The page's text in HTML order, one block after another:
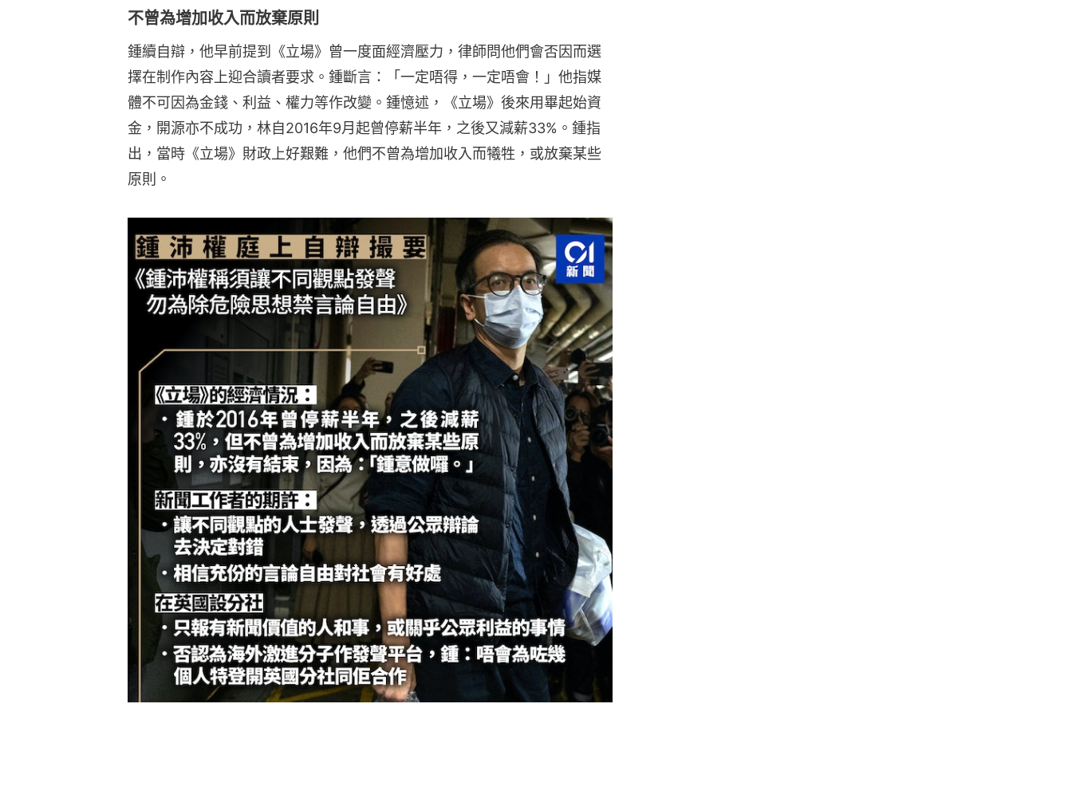
不曾為增加收入而放棄原則
鍾續自辯，他早前提到《立場》曾一度面經濟壓力，律師問他們會否因而選
擇在制作內容上迎合讀者要求。鍾斷言：「一定唔得，一定唔會！」他指媒
體不可因為金錢、利益、權力等作改變。鍾憶述，《立場》後來用畢起始資
金，開源亦不成功，林自2016年9月起曾停薪半年，之後又減薪33%。鍾指
出，當時《立場》財政上好艱難，他們不曾為增加收入而犧牲，或放棄某些
原則。